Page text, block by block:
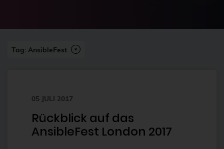
2FA
Abonnement
Alpin
Alternativen
Amazon FSx
Tag: AnsibleFest
05 JULI 2017
Rückblick auf das
AnsibleFest London 2017